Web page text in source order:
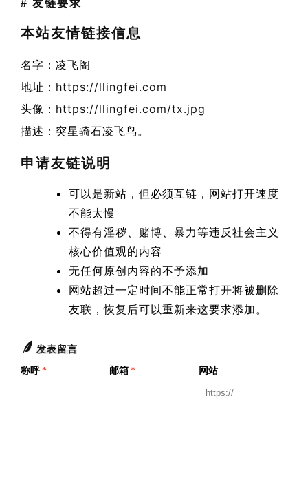
# 友链要求
本站友情链接信息
名字：凌飞阁
地址： https://llingfei.com
头像： https://llingfei.com/tx.jpg
描述：突星骑石凌飞鸟。
申请友链说明
可以是新站，但必须互链，网站打开速度
不能太慢
不得有淫秽、赌博、暴力等违反社会主义
核心价值观的内容
无任何原创内容的不予添加
网站超过一定时间不能正常打开将被删除
友联，恢复后可以重新来这要求添加。
发表留言
称呼 * 邮箱 * 网站